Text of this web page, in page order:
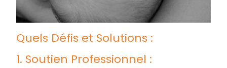
Quels Défis et Solutions :
1. Soutien Professionnel :